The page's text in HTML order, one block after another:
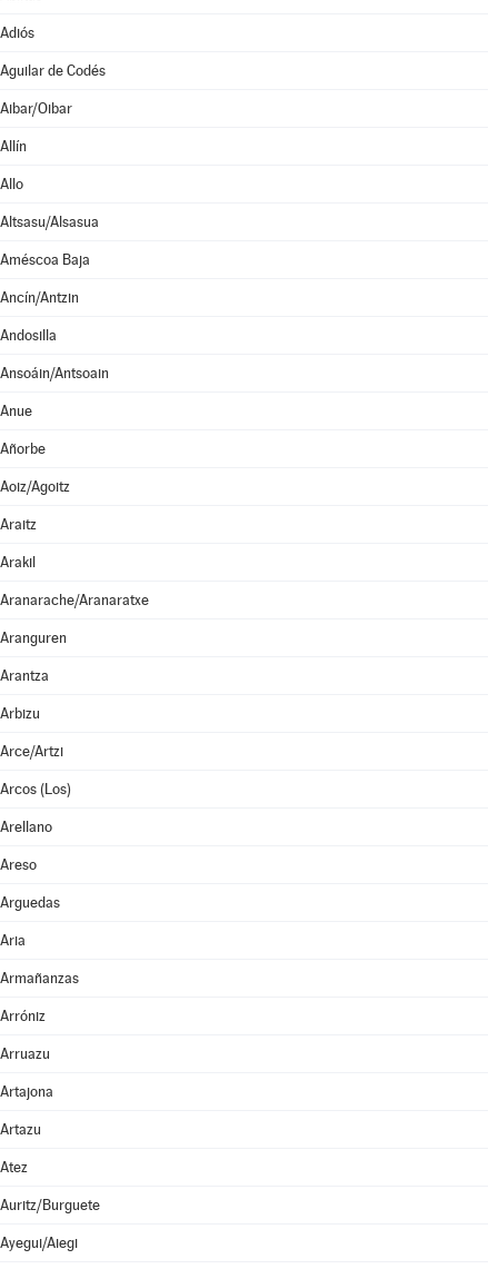
Adiós
Aguilar de Codés
Aibar/Oibar
Allín
Allo
Altsasu/Alsasua
Améscoa Baja
Ancín/Antzin
Andosilla
Ansoáin/Antsoain
Anue
Añorbe
Aoiz/Agoitz
Araitz
Arakil
Aranarache/Aranaratxe
Aranguren
Arantza
Arbizu
Arce/Artzi
Arcos (Los)
Arellano
Areso
Arguedas
Aria
Armañanzas
Arróniz
Arruazu
Artajona
Artazu
Atez
Auritz/Burguete
Ayegui/Aiegi